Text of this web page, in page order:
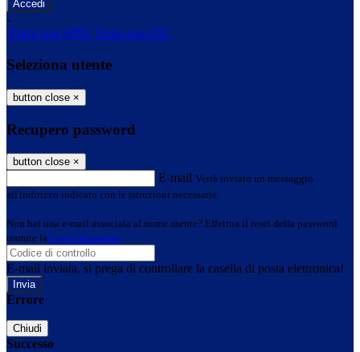
-
Entra con SPID Entra con CIE
Seleziona utente
button close ×
Recupero password
button close ×
E-mail Verrà inviato un messaggio
all'indirizzo indicato con le istruzioni necessarie.
Non hai una e-mail associata al nome utente? Effettua il reset della password
tramite la Login Spaggiari
E-mail inviata, si prega di controllare la casella di posta elettronica!
Errore
Chiudi
Successo